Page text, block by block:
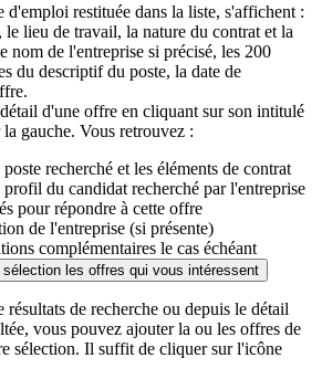
d'emploi restituée dans la liste, s'affichent :
lieu de travail, la nature du contrat et la
nom de l'entreprise si précisé, les 200
du descriptif du poste, la date de
d'une offre en cliquant sur son intitulé
gauche. Vous retrouvez :
recherché et les éléments de contrat
du candidat recherché par l'entreprise
pour répondre à cette offre
de l'entreprise (si présente)
complémentaires le cas échéant
les offres qui vous intéressent
résultats de recherche ou depuis le détail
vous pouvez ajouter la ou les offres de
sélection. Il suffit de cliquer sur l'icône